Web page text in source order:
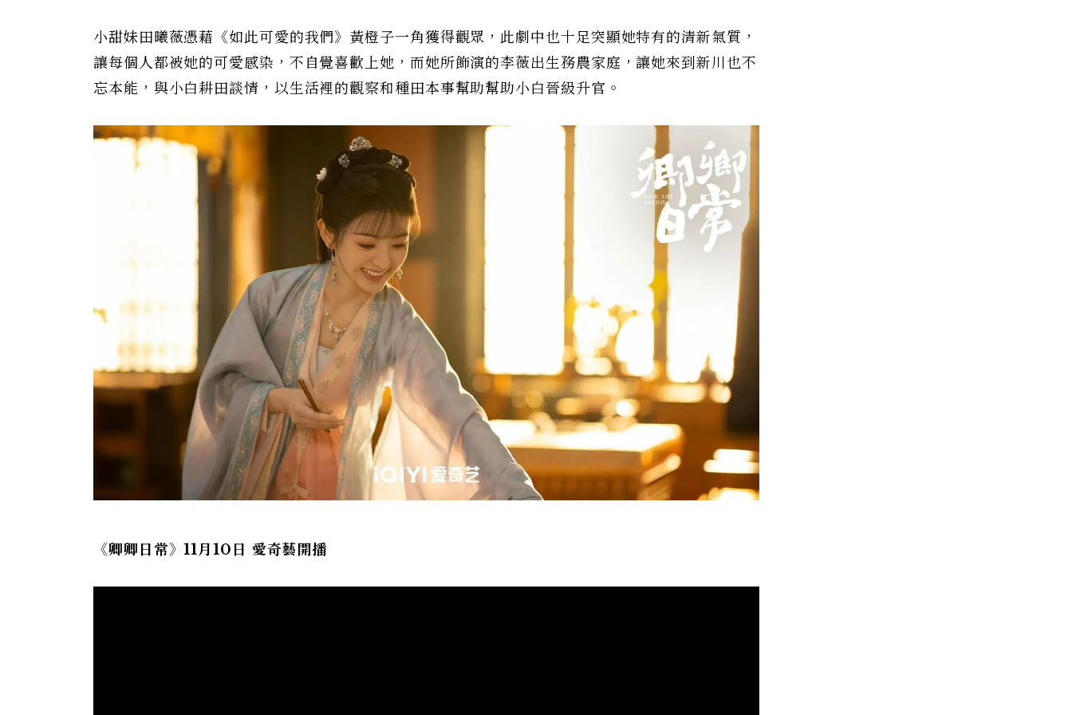
小甜妹田曦薇憑藉《如此可愛的我們》黃橙子一角獲得觀眾，此劇中也十足突顯她特有的清新氣質，
讓每個人都被她的可愛感染，不自覺喜歡上她，而她所飾演的李薇出生務農家庭，讓她來到新川也不
忘本能，與小白耕田談情，以生活裡的觀察和種田本事幫助幫助小白晉級升官。
《卿卿日常》11月10日 愛奇藝開播